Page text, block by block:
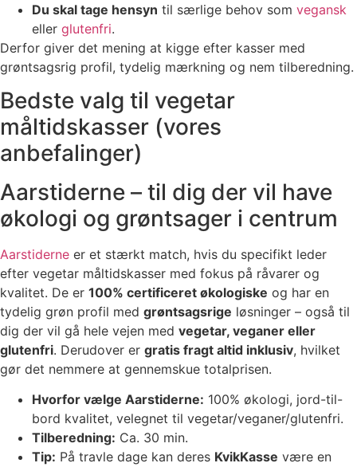
Du skal tage hensyn til særlige behov som vegansk
eller glutenfri.
Derfor giver det mening at kigge efter kasser med
grøntsagsrig profil, tydelig mærkning og nem tilberedning.
Bedste valg til vegetar
måltidskasser (vores
anbefalinger)
Aarstiderne – til dig der vil have
økologi og grøntsager i centrum
Aarstiderne er et stærkt match, hvis du specifikt leder
efter vegetar måltidskasser med fokus på råvarer og
kvalitet. De er 100% certificeret økologiske og har en
tydelig grøn profil med grøntsagsrige løsninger – også til
dig der vil gå hele vejen med vegetar, veganer eller
glutenfri. Derudover er gratis fragt altid inklusiv, hvilket
gør det nemmere at gennemskue totalprisen.
Hvorfor vælge Aarstiderne: 100% økologi, jord-til-
bord kvalitet, velegnet til vegetar/veganer/glutenfri.
Tilberedning: Ca. 30 min.
Tip: På travle dage kan deres KvikKasse være en